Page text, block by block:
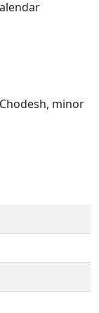
minor